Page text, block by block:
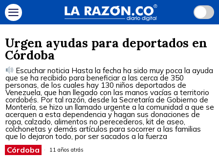
Urgen ayudas para deportados en
Córdoba
Escuchar noticia Hasta la fecha ha sido muy poca la ayuda
que se ha recibido para beneficiar a las cerca de 350
personas, de los cuales hay 130 niños deportados de
Venezuela, que han llegado con las manos vacías a territorio
cordobés. Por tal razón, desde la Secretaría de Gobierno de
Montería, se hizo un llamado urgente a la comunidad a que se
acerquen a esta dependencia y hagan sus donaciones de
ropa, calzado, alimentos no perecederos, kit de aseo,
colchonetas y demás artículos para socorrer a las familias
que lo dejaron todo, por ser sacados a la fuerza
Córdoba 11 años atrás